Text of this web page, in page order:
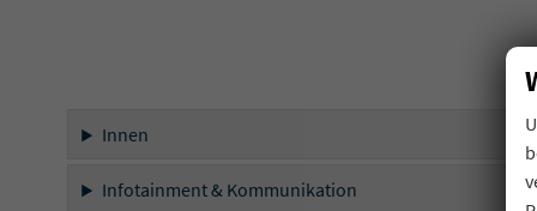
Innen
Infotainment & Kommunikation